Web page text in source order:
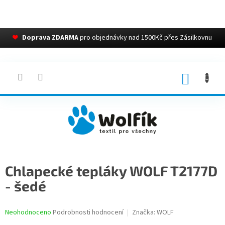
❤ Doprava ZDARMApro objednávky nad 1500Kč přes Zásilkovnu
Chlapecké tepláky WOLF T2177D
- šedé
Průměrné
Neohodnoceno Podrobnosti hodnocení Značka: WOLF